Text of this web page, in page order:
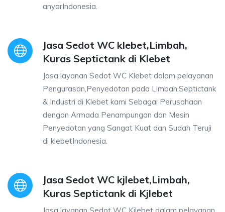
anyarIndonesia.
Jasa Sedot WC klebet,Limbah,
Kuras Septictank di Klebet
Jasa layanan Sedot WC Klebet dalam pelayanan
Pengurasan,Penyedotan pada Limbah,Septictank
& Industri di Klebet kami Sebagai Perusahaan
dengan Armada Penampungan dan Mesin
Penyedotan yang Sangat Kuat dan Sudah Teruji
di klebetIndonesia.
Jasa Sedot WC kjlebet,Limbah,
Kuras Septictank di Kjlebet